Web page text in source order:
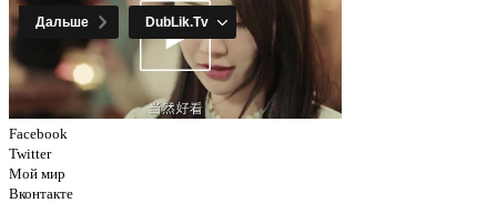
Facebook
Twitter
Мой мир
Вконтакте